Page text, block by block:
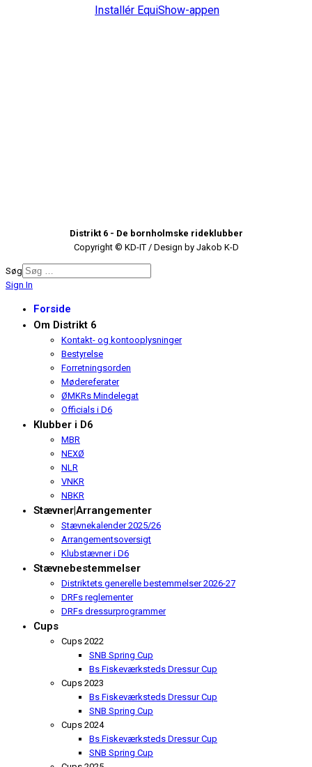
Installér EquiShow-appen
Distrikt 6 - De bornholmske rideklubber
Copyright © KD-IT / Design by Jakob K-D
Søg
Sign In
Forside
Om Distrikt 6
Kontakt- og kontooplysninger
Bestyrelse
Forretningsorden
Mødereferater
ØMKRs Mindelegat
Officials i D6
Klubber i D6
MBR
NEXØ
NLR
VNKR
NBKR
Stævner|Arrangementer
Stævnekalender 2025/26
Arrangementsoversigt
Klubstævner i D6
Stævnebestemmelser
Distriktets generelle bestemmelser 2026-27
DRFs reglementer
DRFs dressurprogrammer
Cups
Cups 2022
SNB Spring Cup
Bs Fiskeværksteds Dressur Cup
Cups 2023
Bs Fiskeværksteds Dressur Cup
SNB Spring Cup
Cups 2024
Bs Fiskeværksteds Dressur Cup
SNB Spring Cup